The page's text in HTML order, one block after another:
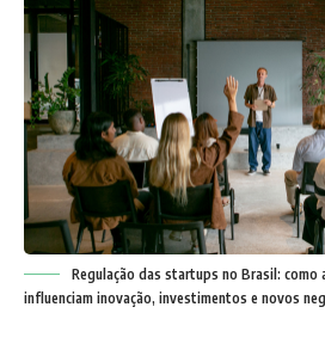
Regulação das startups no Brasil: como
influenciam inovação, investimentos e novos